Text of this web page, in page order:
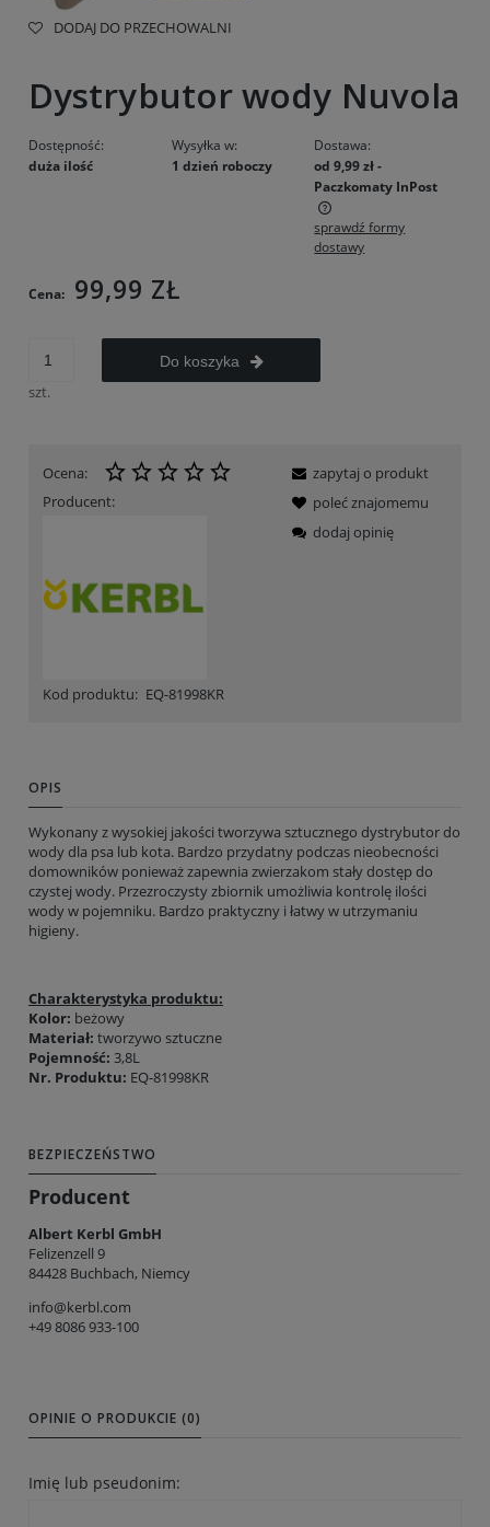
DODAJ DO PRZECHOWALNI
Dystrybutor wody Nuvola
Dostępność:
duża ilość
Wysyłka w:
1 dzień roboczy
Dostawa:
od 9,99 zł-
Paczkomaty InPost
Cena nie zawiera ewentualnych kosztów płatności
sprawdź formy
dostawy
Cena: 99,99 ZŁ
szt.
Do koszyka
Ocena:
Producent:
Kod produktu: EQ-81998KR
zapytaj o produkt
poleć znajomemu
dodaj opinię
OPIS
Wykonany z wysokiej jakości tworzywa sztucznego dystrybutor do
wody dla psa lub kota. Bardzo przydatny podczas nieobecności
domowników ponieważ zapewnia zwierzakom stały dostęp do
czystej wody. Przezroczysty zbiornik umożliwia kontrolę ilości
wody w pojemniku. Bardzo praktyczny i łatwy w utrzymaniu
higieny.
Charakterystyka produktu:
Kolor: beżowy
Materiał: tworzywo sztuczne
Pojemność: 3,8L
Nr. Produktu: EQ-81998KR
BEZPIECZEŃSTWO
Producent
Albert Kerbl GmbH
Felizenzell 9
84428 Buchbach, Niemcy
info@kerbl.com
+49 8086 933-100
OPINIE O PRODUKCIE (0)
Imię lub pseudonim: